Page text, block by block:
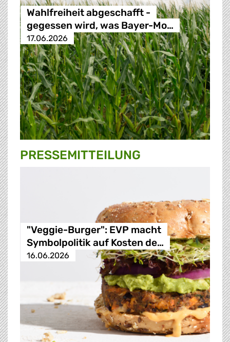
Wahlfreiheit abgeschafft -
gegessen wird, was Bayer-Mo…
17.06.2026
PRESSE­MITTEILUNG
"Veggie-Burger": EVP macht
Symbolpolitik auf Kosten de…
16.06.2026